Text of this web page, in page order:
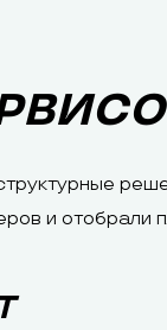
и отобрали